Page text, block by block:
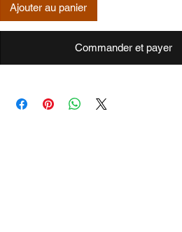
Ajouter au panier
Commander et payer